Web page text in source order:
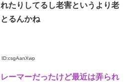
たりしてるし老害というより老
るんかね
ID:csgAanXwp
ーマーだったけど最近は弄られ